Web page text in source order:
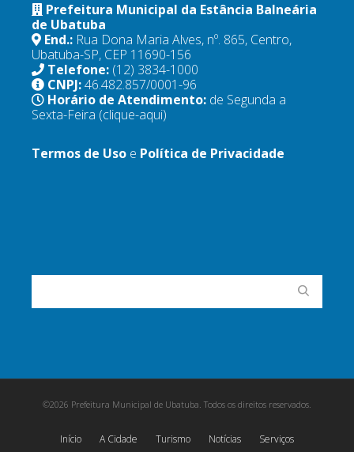
Prefeitura Municipal da Estância Balneária
de Ubatuba
End.: Rua Dona Maria Alves, nº. 865, Centro,
Ubatuba-SP, CEP 11690-156
Telefone: (12) 3834-1000
CNPJ:46.482.857/0001-96
Horário de Atendimento: de Segunda a
Sexta-Feira (clique-aqui)
Termos de Uso e Política de Privacidade
©2026 Prefeitura Municipal de Ubatuba. Todos os direitos reservados.
Início A Cidade Turismo Notícias
Serviços